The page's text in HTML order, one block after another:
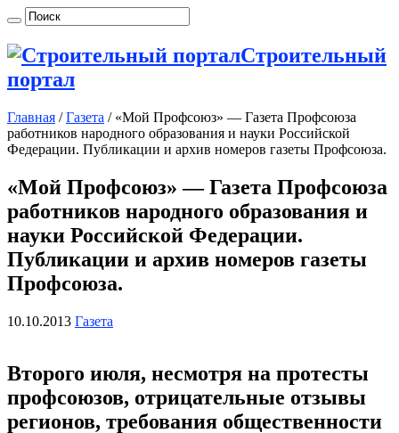
Строительный
портал
Главная / Газета / «Мой Профсоюз» — Газета Профсоюза
работников народного образования и науки Российской
Федерации. Публикации и архив номеров газеты Профсоюза.
«Мой Профсоюз» — Газета Профсоюза
работников народного образования и
науки Российской Федерации.
Публикации и архив номеров газеты
Профсоюза.
10.10.2013 Газета
Второго июля, несмотря на протесты
профсоюзов, отрицательные отзывы
регионов, требования общественности